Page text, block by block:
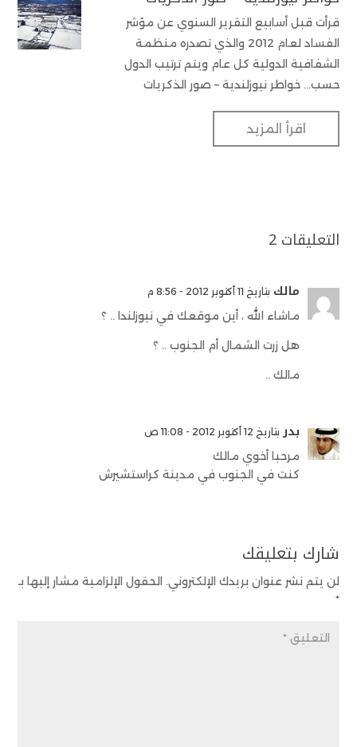
قرأت قبل أسابيع التقرير السنوي عن مؤشر
الفساد لعام 2012 والذي تصدره منظمة
الشفافية الدولية كل عام ويتم ترتيب الدول
حسب... خواطر نيوزلندية – صور الذكريات
اقرأ المزيد
التعليقات 2
مالك بتاريخ 11 أكتوبر 2012 - 8:56 م
ماشاء الله ، أين موقعك في نيوزلندا .. ؟
هل زرت الشمال أم الجنوب .. ؟
مالك ..
بدر بتاريخ 12 أكتوبر 2012 - 11:08 ص
مرحبا أخوي مالك
كنت في الجنوب في مدينة كراستشيرش
شارك بتعليقك
لن يتم نشر عنوان بريدك الإلكتروني. الحقول الإلزامية مشار إليها بـ
*